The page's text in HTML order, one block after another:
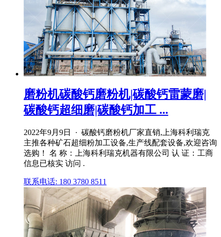
磨粉机碳酸钙磨粉机|碳酸钙雷蒙磨|
碳酸钙超细磨|碳酸钙加工 ...
2022年9月9日 · 碳酸钙磨粉机厂家直销,上海科利瑞克
主推各种矿石超细粉加工设备,生产线配套设备,欢迎咨询
选购！ 名 称：上海科利瑞克机器有限公司 认 证：工商
信息已核实 访问 .
联系电话: 180 3780 8511